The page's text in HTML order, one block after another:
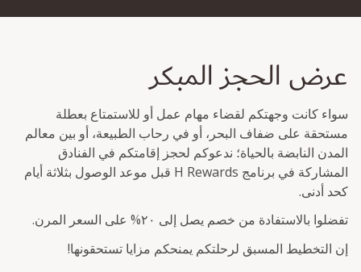
عرض الحجز المبكر
سواء كانت وجهتكم لقضاء مهام عمل أو للاستمتاع بعطلة
مستحقة على ضفاف البحر، أو في رحاب الطبيعة، أو بين معالم
المدن النابضة بالحياة؛ ندعوكم لحجز إقامتكم في الفنادق
المشاركة في برنامج H Rewards قبل موعد الوصول بثلاثة أيام
كحد أدنى.
تفضلوا بالاستفادة من خصم يصل إلى ٢٠% على السعر المرن.
إن التخطيط المسبق لرحلتكم يمنحكم مزايا تستحقونها!